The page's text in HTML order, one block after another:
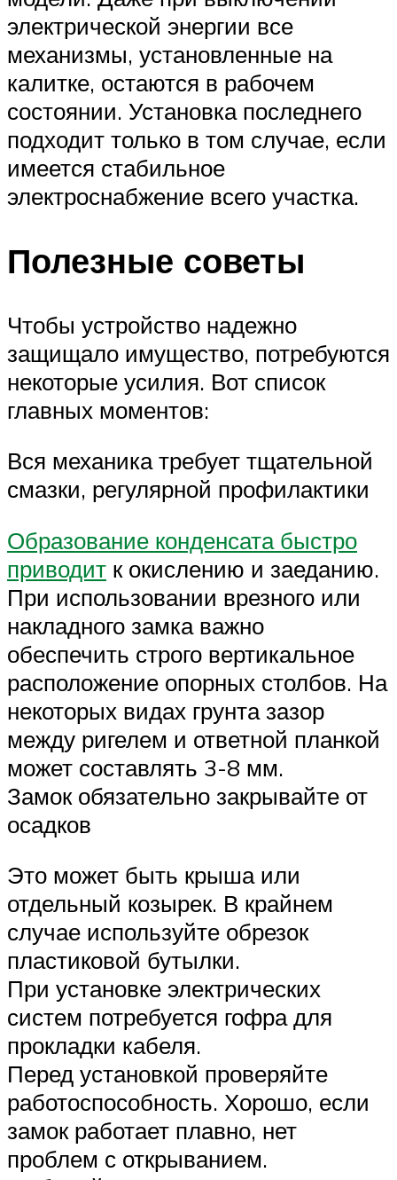
электрической энергии все
механизмы, установленные на
калитке, остаются в рабочем
состоянии. Установка последнего
подходит только в том случае, если
имеется стабильное
электроснабжение всего участка.
Полезные советы
Чтобы устройство надежно
защищало имущество, потребуются
некоторые усилия. Вот список
главных моментов:
Вся механика требует тщательной
смазки, регулярной профилактики
Образование конденсата быстро
приводит к окислению и заеданию.
При использовании врезного или
накладного замка важно
обеспечить строго вертикальное
расположение опорных столбов. На
некоторых видах грунта зазор
между ригелем и ответной планкой
может составлять 3-8 мм.
Замок обязательно закрывайте от
осадков
Это может быть крыша или
отдельный козырек. В крайнем
случае используйте обрезок
пластиковой бутылки.
При установке электрических
систем потребуется гофра для
прокладки кабеля.
Перед установкой проверяйте
работоспособность. Хорошо, если
замок работает плавно, нет
проблем с открыванием.